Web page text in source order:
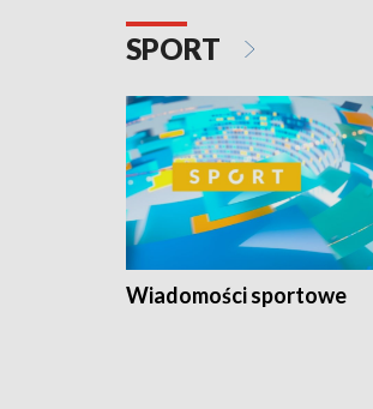
SPORT
Wiadomości sportowe